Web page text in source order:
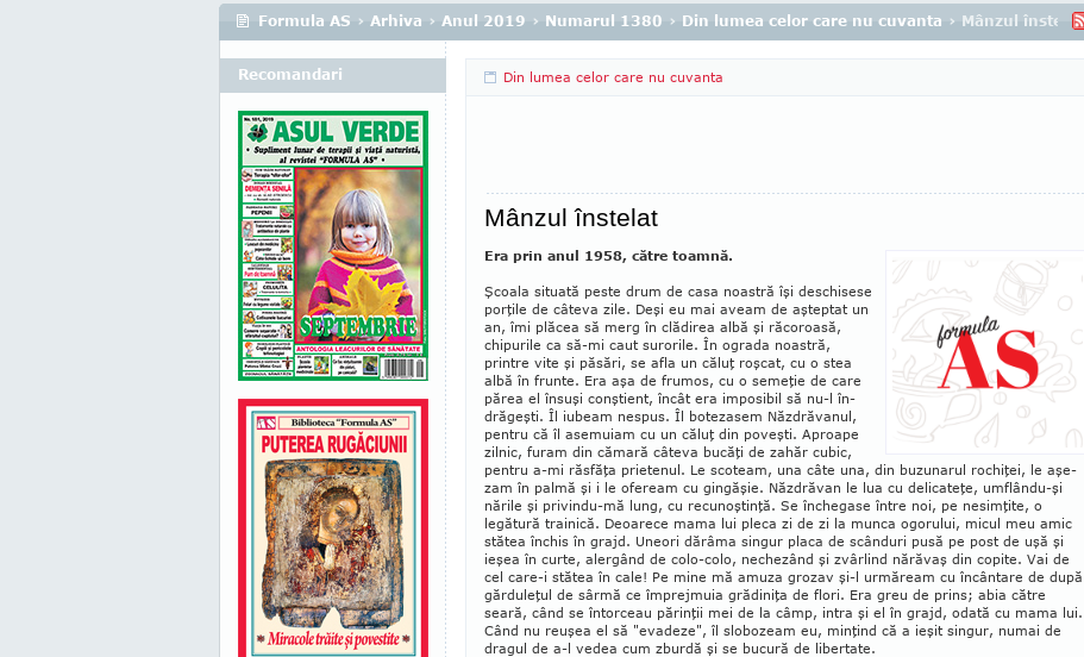
Formula AS › Arhiva › Anul 2019 › Numarul 1380 › Din lumea celor care nu cuvanta › Mânzul înstelat
Din lumea celor care nu cuvanta
Mânzul înstelat
Era prin anul 1958, către toam­nă.
Şcoala situată peste drum de casa noastră îşi deschisese
porţile de câteva zile. Deşi eu mai aveam de aşteptat un
an, îmi plăcea să merg în clădirea albă şi răcoroasă,
chipurile ca să-mi caut surorile. În ograda noastră,
printre vite şi pă­sări, se afla un căluţ roşcat, cu o stea
albă în frun­te. Era aşa de frumos, cu o semeţie de care
părea el însuşi conştient, încât era imposibil să nu-l în­­
dră­geşti. Îl iubeam nespus. Îl botezasem Năz­drăvanul,
pen­tru că îl asemuiam cu un căluţ din poveşti. Aproa­­pe
zilnic, furam din cămară câteva bucăţi de za­hăr cubic,
pentru a-mi răsfăţa prietenul. Le sco­team, una câte una, din buzunarul ro­chiţei, le aşe­
zam în palmă şi i le ofeream cu gingăşie. Năz­drăvan le lua cu deli­ca­teţe, umflându-şi
nările şi pri­vin­du-mă lung, cu recu­noştinţă. Se închegase între noi, pe ne­simţite, o
legătură trainică. Deoarece mama lui ple­ca zi de zi la munca ogo­rului, micul meu amic
stă­tea închis în grajd. Uneori dărâma singur placa de scânduri pusă pe post de uşă şi
ieşea în curte, aler­gând de colo-colo, nechezând şi zvârlind nă­ră­vaş din copite. Vai de
cel care-i stătea în cale! Pe mine mă amu­za grozav şi-l urmăream cu încântare de după
gărduleţul de sârmă ce împrejmuia grădiniţa de flori. Era greu de prins; abia către
seară, când se în­­torceau părinţii mei de la câmp, intra şi el în grajd, odată cu mama lui.
Când nu reuşea el să "evadeze", îl slobozeam eu, minţind că a ieşit singur, numai de
dragul de a-l vedea cum zbur­dă şi se bucură de libertate.
Recomandari